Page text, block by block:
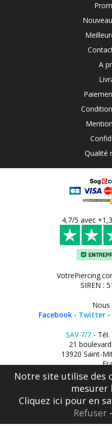
A
Qualité
4,7/5 avec
SIREN :
Nous
Facebook - Twitter -
SAV 7/7- Tél. :
21
13920 Saint-
Notre site utilise des
mesurer
Cliquez ici pour en
Refuser-